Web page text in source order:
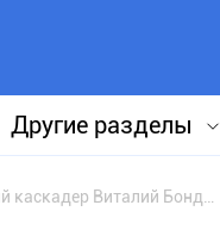
Другие разделы